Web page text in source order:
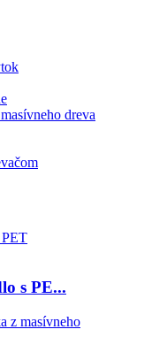
dreva
s PE...